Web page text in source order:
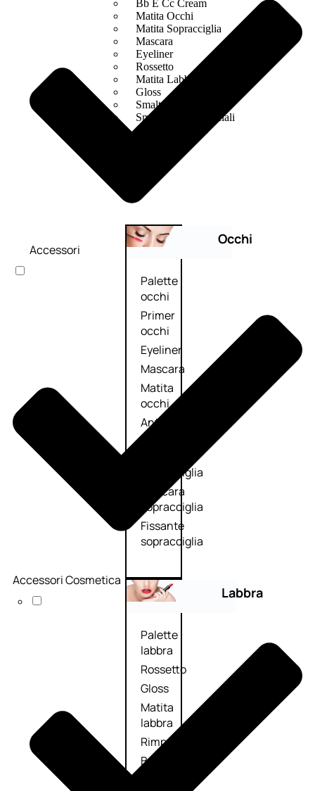
Bb E Cc Cream
Matita Occhi
Matita Sopracciglia
Mascara
Eyeliner
Rossetto
Matita Labbra
Gloss
Smalto
Smalto Effetti Speciali
Solventi Unghie
Occhi
Palette
occhi
Primer
occhi
Eyeliner
Mascara
Matita
occhi
Antiocchiaie
e correttori
sopracciglia
Mascara
sopracciglia
Fissante
sopracciglia
Labbra
Palette
labbra
Rossetto
Gloss
Matita
labbra
Rimpolpante
Balsamo
Accessori
Accessori Cosmetica